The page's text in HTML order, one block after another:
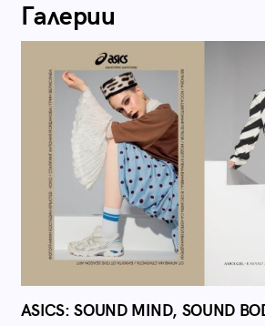
Галерии
ASICS: SOUND MIND, SOUND